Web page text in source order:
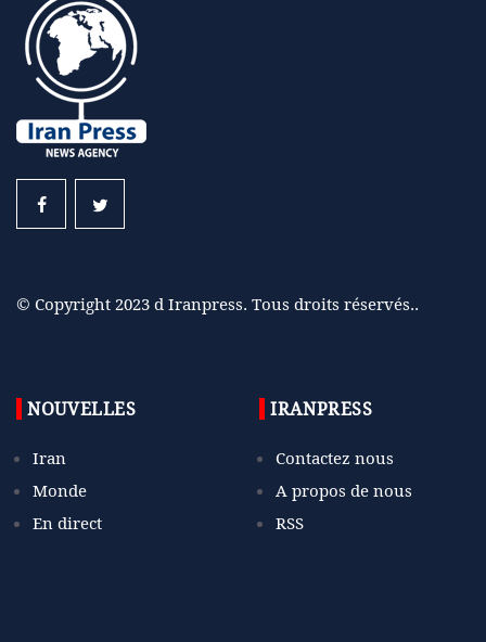
© Copyright 2023 d Iranpress. Tous droits réservés..
NOUVELLES
Iran
Monde
En direct
IRANPRESS
Contactez nous
A propos de nous
RSS